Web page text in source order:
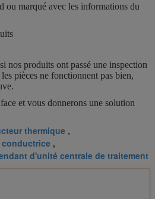
ou marqué avec les informations du
nos produits ont passé une inspection
pièces ne fonctionnent pas bien,
et vous donnerons une solution
thermique ,
,
d'unité centrale de traitement